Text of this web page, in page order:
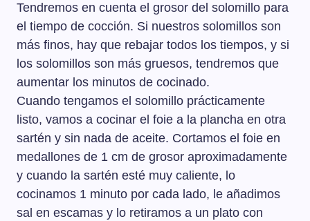
Tendremos en cuenta el grosor del solomillo para
el tiempo de cocción. Si nuestros solomillos son
más finos, hay que rebajar todos los tiempos, y si
los solomillos son más gruesos, tendremos que
aumentar los minutos de cocinado.
Cuando tengamos el solomillo prácticamente
listo, vamos a cocinar el foie a la plancha en otra
sartén y sin nada de aceite. Cortamos el foie en
medallones de 1 cm de grosor aproximadamente
y cuando la sartén esté muy caliente, lo
cocinamos 1 minuto por cada lado, le añadimos
sal en escamas y lo retiramos a un plato con